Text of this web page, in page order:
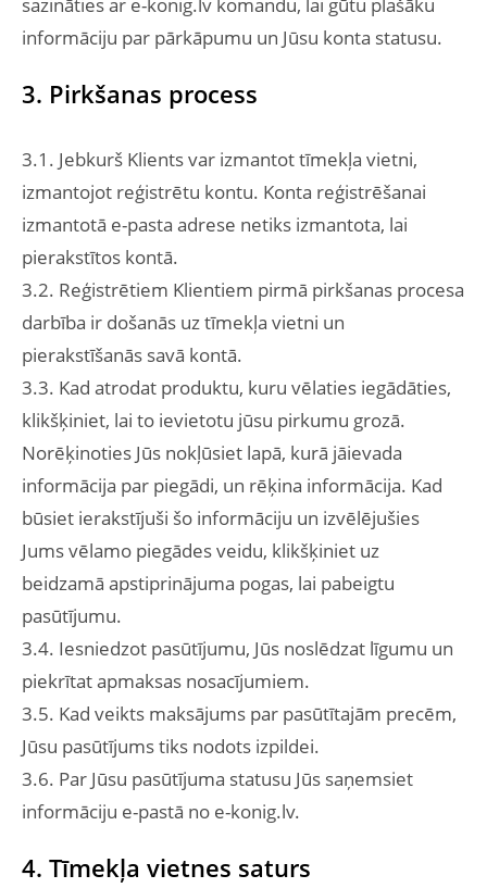
informāciju par pārkāpumu un Jūsu konta statusu.
3. Pirkšanas process
3.1. Jebkurš Klients var izmantot tīmekļa vietni,
izmantojot reģistrētu kontu. Konta reģistrēšanai
izmantotā e-pasta adrese netiks izmantota, lai
pierakstītos kontā.
3.2. Reģistrētiem Klientiem pirmā pirkšanas procesa
darbība ir došanās uz tīmekļa vietni un
pierakstīšanās savā kontā.
3.3. Kad atrodat produktu, kuru vēlaties iegādāties,
klikšķiniet, lai to ievietotu jūsu pirkumu grozā.
Norēķinoties Jūs nokļūsiet lapā, kurā jāievada
informācija par piegādi, un rēķina informācija. Kad
būsiet ierakstījuši šo informāciju un izvēlējušies
Jums vēlamo piegādes veidu, klikšķiniet uz
beidzamā apstiprinājuma pogas, lai pabeigtu
pasūtījumu.
3.4. Iesniedzot pasūtījumu, Jūs noslēdzat līgumu un
piekrītat apmaksas nosacījumiem.
3.5. Kad veikts maksājums par pasūtītajām precēm,
Jūsu pasūtījums tiks nodots izpildei.
3.6. Par Jūsu pasūtījuma statusu Jūs saņemsiet
informāciju e-pastā no e-konig.lv.
4. Tīmekļa vietnes saturs